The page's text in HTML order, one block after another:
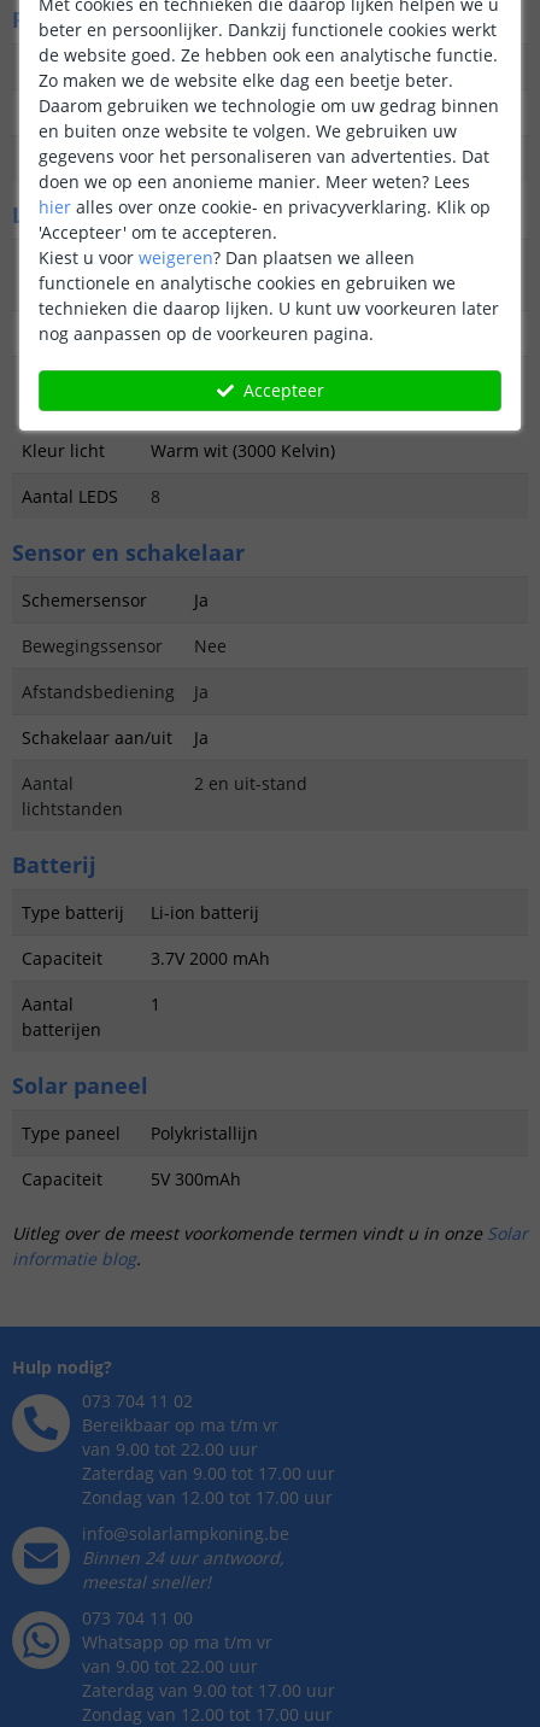
Fysieke kenmerken
Materiaal
Milieuvriendelijk PE
Kleur
Wit
Diameter
20 cm
Lichtbron
Inclusief
lichtbron
Ja, LED
Type LED
2835SMD
Hoeveelheid
licht
38 lumen
Kleur licht
Warm wit (3000 Kelvin)
Aantal LEDS
8
Sensor en schakelaar
Schemersensor
Ja
Bewegingssensor
Nee
Afstandsbediening
Ja
Schakelaar aan/uit
Ja
Aantal
lichtstanden
2 en uit-stand
Batterij
Type batterij
Li-ion batterij
Capaciteit
3.7V 2000 mAh
Aantal
batterijen
1
Solar paneel
Type paneel
Polykristallijn
Capaciteit
5V 300mAh
Uitleg over de meest voorkomende termen vindt u in onze Solar
informatie blog.
Hulp nodig?
073 704 11 02
Bereikbaar op ma t/m vr
van 9.00 tot 22.00 uur
Zaterdag van 9.00 tot 17.00 uur
Zondag van 12.00 tot 17.00 uur
info@solarlampkoning.be
Binnen 24 uur antwoord,
meestal sneller!
073 704 11 00
Whatsapp op ma t/m vr
van 9.00 tot 22.00 uur
Zaterdag van 9.00 tot 17.00 uur
Zondag van 12.00 tot 17.00 uur
beter en persoonlijker. Dankzij functionele cookies werkt
de website goed. Ze hebben ook een analytische functie.
Zo maken we de website elke dag een beetje beter.
Daarom gebruiken we technologie om uw gedrag binnen
en buiten onze website te volgen. We gebruiken uw
gegevens voor het personaliseren van advertenties. Dat
doen we op een anonieme manier. Meer weten? Lees
hier alles over onze cookie- en privacyverklaring. Klik op
'Accepteer' om te accepteren.
Kiest u voor weigeren? Dan plaatsen we alleen
functionele en analytische cookies en gebruiken we
technieken die daarop lijken. U kunt uw voorkeuren later
nog aanpassen op de voorkeuren pagina.
Accepteer